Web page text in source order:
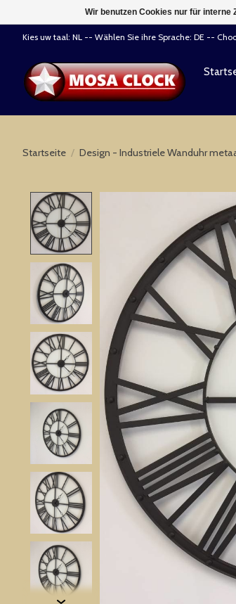
Kies uw taal: NL -- Wählen Sie ihre Sprache: DE --
Startseite / Design - Industriele Wanduhr
Product image
Wir benutzen Cookies nur für interne